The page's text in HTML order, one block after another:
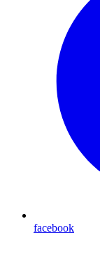
facebook